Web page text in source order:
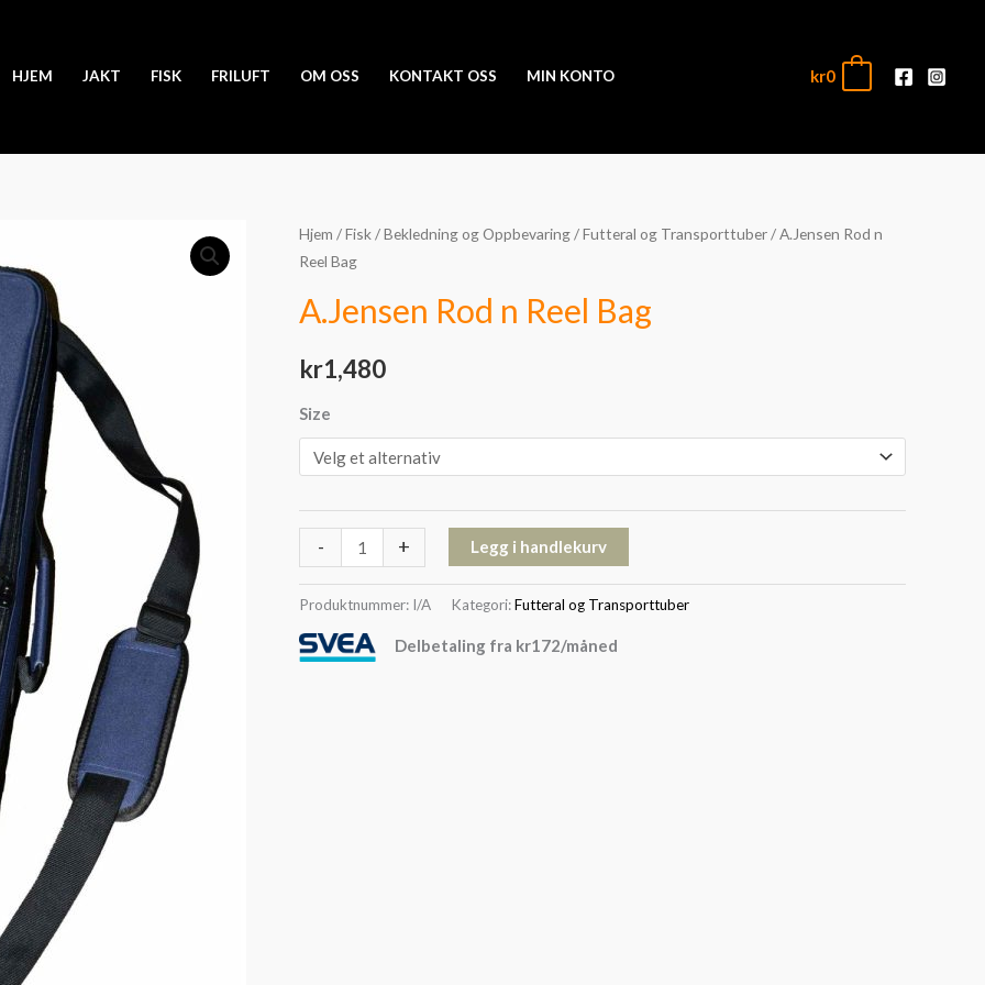
HJEM JAKT FISK FRILUFT OM OSS KONTAKT OSS MIN KONTO kr0
Hjem /Fisk/Bekledning og Oppbevaring/Futteral og Transporttuber/ A.Jensen Rod n
Reel Bag
A.Jensen Rod n Reel Bag
kr1,480
Size
-
A.Jensen
Rod
Reel
antall
+ Legg i handlekurv
Produktnummer: I/A Kategori:Futteral og Transporttuber
Delbetaling fra kr172/måned